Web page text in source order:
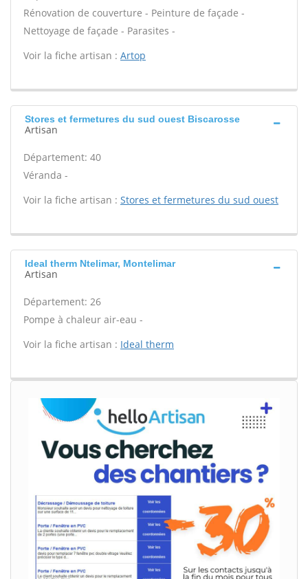
Rénovation de couverture - Peinture de façade -
Nettoyage de façade - Parasites -
Voir la fiche artisan : Artop
Stores et fermetures du sud ouest Biscarosse
Artisan
Département: 40
Véranda -
Voir la fiche artisan : Stores et fermetures du sud ouest
Ideal therm Ntelimar, Montelimar
Artisan
Département: 26
Pompe à chaleur air-eau -
Voir la fiche artisan : Ideal therm